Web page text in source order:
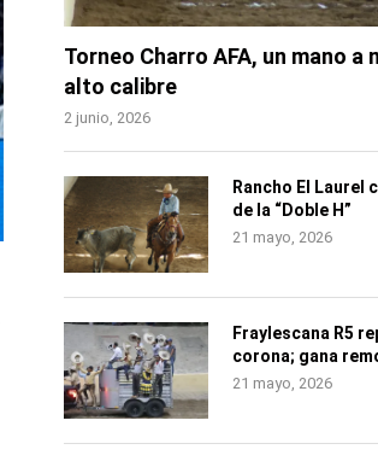
Torneo Charro AFA, un mano a
alto calibre
2 junio, 2026
Rancho El Laurel
de la “Doble H”
21 mayo, 2026
Fraylescana R5
corona; gana
21 mayo, 2026